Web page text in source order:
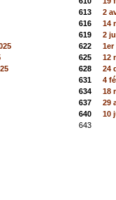
613
2
616
14
619
2
622
1er
625
12
628
24
631
4
634
18
637
29
640
10
643